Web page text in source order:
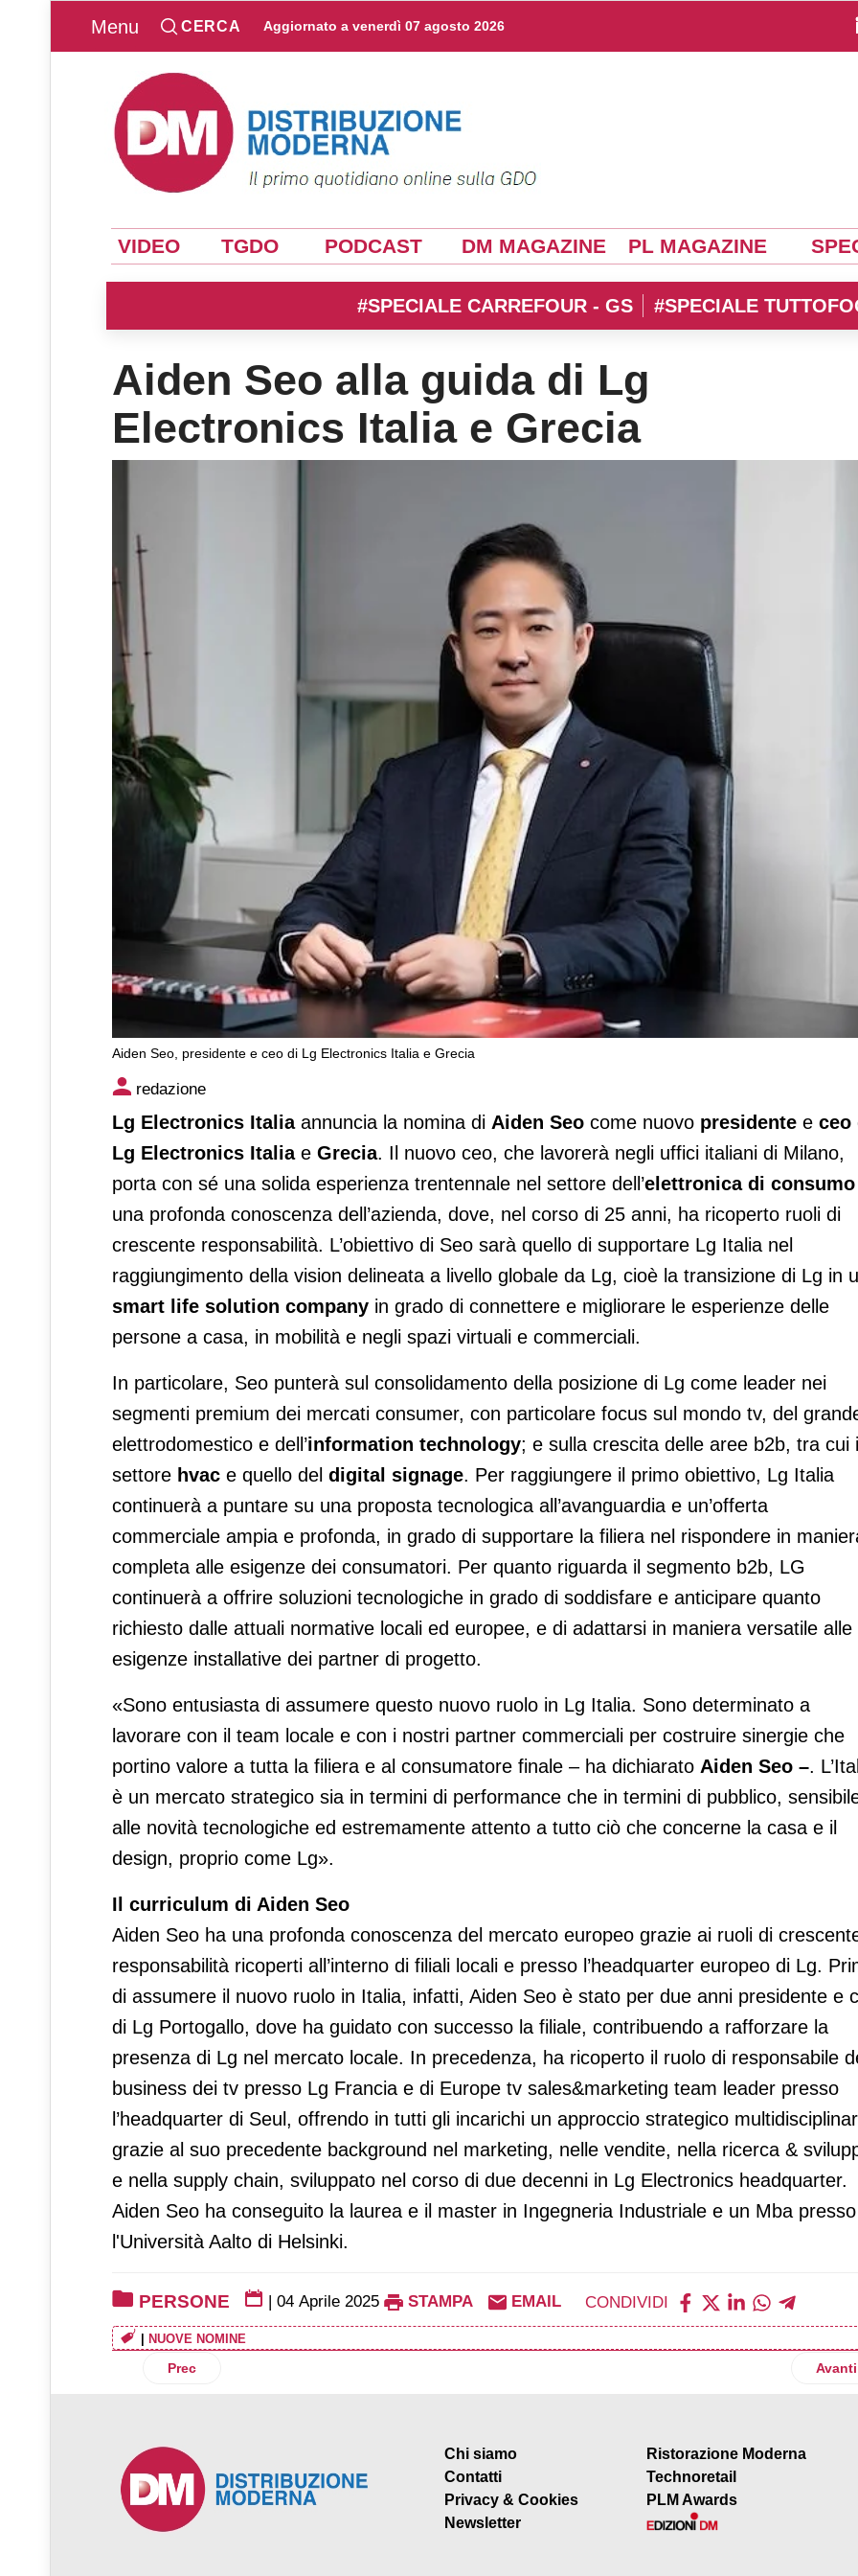
Menu CERCA Aggiornato a venerdì 07 agosto 2026
VIDEO TGDO PODCAST DM MAGAZINE PL MAGAZINE
#SPECIALE CARREFOUR - GS #SPECIALE
Aiden Seo alla guida di Lg
Electronics Italia e Grecia
Aiden Seo, presidente e ceo di Lg Electronics Italia e Grecia
Aiden Seo alla guida di Lg Electronics Italia e Grecia
redazione
Lg Electronics Italiaannuncia la nomina di Aiden Seo come nuovo presidente e ceo
Lg Electronics Italiae Grecia. Il nuovo ceo, che lavorerà negli uffici italiani di Milano,
porta con sé una solida esperienza trentennale nel settore dell’elettronica di consumo
una profonda conoscenza dell’azienda, dove, nel corso di 25 anni, ha ricoperto ruoli di
crescente responsabilità. L’obiettivo di Seo sarà quello di supportare Lg Italia nel
raggiungimento della vision delineata a livello globale da Lg, cioè la transizione di Lg in
smart life solution company in grado di connettere e migliorare le esperienze delle
persone a casa, in mobilità e negli spazi virtuali e commerciali.
In particolare, Seo punterà sul consolidamento della posizione di Lg come leader nei
segmenti premium dei mercati consumer, con particolare focus sul mondo tv, del
elettrodomestico e dell’information technology; e sulla crescita delle aree b2b, tra cui
settore hvac e quello del digital signage. Per raggiungere il primo obiettivo, Lg Italia
continuerà a puntare su una proposta tecnologica all’avanguardia e un’offerta
commerciale ampia e profonda, in grado di supportare la filiera nel rispondere in
completa alle esigenze dei consumatori. Per quanto riguarda il segmento b2b, LG
continuerà a offrire soluzioni tecnologiche in grado di soddisfare e anticipare quanto
richiesto dalle attuali normative locali ed europee, e di adattarsi in maniera versatile alle
esigenze installative dei partner di progetto.
«Sono entusiasta di assumere questo nuovo ruolo in Lg Italia. Sono determinato a
lavorare con il team locale e con i nostri partner commerciali per costruire sinergie che
portino valore a tutta la filiera e al consumatore finale – ha dichiarato Aiden Seo –.
è un mercato strategico sia in termini di performance che in termini di pubblico,
alle novità tecnologiche ed estremamente attento a tutto ciò che concerne la casa e il
design, proprio come Lg».
Il curriculum di Aiden Seo
Aiden Seo ha una profonda conoscenza del mercato europeo grazie ai ruoli di
responsabilità ricoperti all’interno di filiali locali e presso l’headquarter europeo di Lg.
di assumere il nuovo ruolo in Italia, infatti, Aiden Seo è stato per due anni presidente e
di Lg Portogallo, dove ha guidato con successo la filiale, contribuendo a rafforzare la
presenza di Lg nel mercato locale. In precedenza, ha ricoperto il ruolo di responsabile
business dei tv presso Lg Francia e di Europe tv sales&marketing team leader presso
l’headquarter di Seul, offrendo in tutti gli incarichi un approccio strategico
grazie al suo precedente background nel marketing, nelle vendite, nella ricerca &
e nella supply chain, sviluppato nel corso di due decenni in Lg Electronics headquarter.
Aiden Seo ha conseguito la laurea e il master in Ingegneria Industriale e un Mba presso
l'Università Aalto di Helsinki.
PERSONE | 04 Aprile 2025 STAMPA EMAIL CONDIVIDI
| NUOVE NOMINE
Articolo precedente: John Agostini è il nuovo direttore generale di Sapori Artigianali
Prec Avanti
Chi siamo
Contatti
Privacy & Cookies
Newsletter
Ristorazione Moderna
Technoretail
PLM Awards